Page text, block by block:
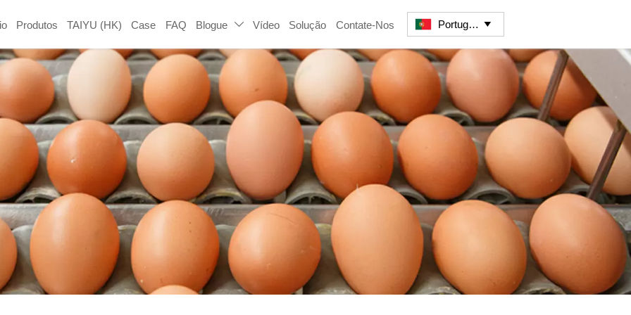
Produtos TAIYU (HK) Case FAQ Blogue  Vídeo Solução Contate-Nos Português 